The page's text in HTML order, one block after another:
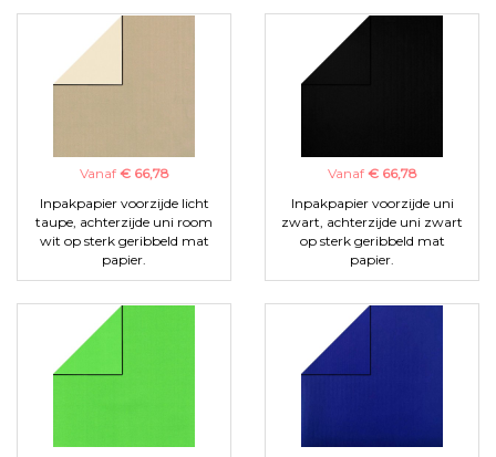
Vanaf € 66,78
Inpakpapier voorzijde licht
taupe, achterzijde uni room
wit op sterk geribbeld mat
papier.
Vanaf € 66,78
Inpakpapier voorzijde uni
zwart, achterzijde uni zwart
op sterk geribbeld mat
papier.